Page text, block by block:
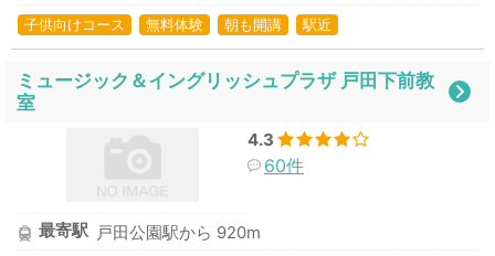
子供向けコース 無料体験 朝も開講 駅近
ミュージック＆イングリッシュプラザ 戸田下前教
室
4.3
60件
最寄駅 戸田公園駅から 920m